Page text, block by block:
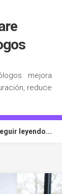
mejora
reduce
leyendo...